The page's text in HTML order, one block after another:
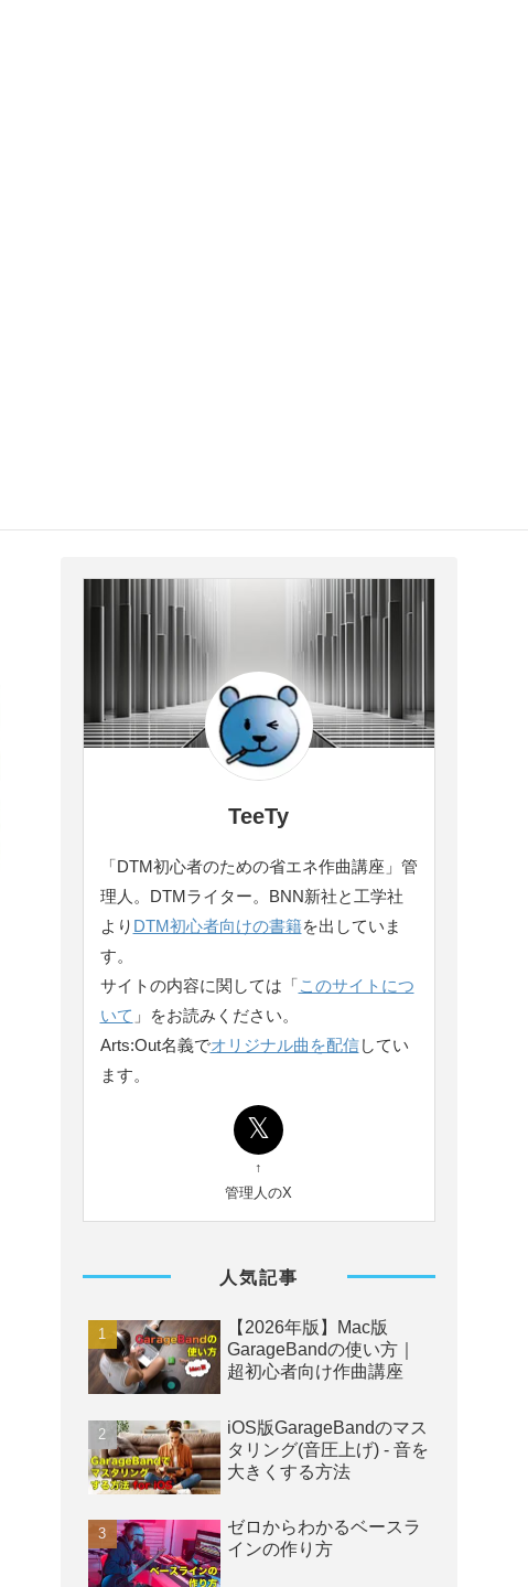
TeeTy
「DTM初心者のための省エネ作曲講座」管
理人。DTMライター。BNN新社と工学社
より DTM初心者向けの書籍を出していま
す。
サイトの内容に関しては「このサイトにつ
いて 」をお読みください。
Arts:Out名義でオリジナル曲を配信してい
ます。
↑
管理人のX
人気記事
【2026年版】Mac版
GarageBandの使い方｜
超初心者向け作曲講座
iOS版GarageBandのマス
タリング(音圧上げ) - 音を
大きくする方法
ゼロからわかるベースラ
インの作り方